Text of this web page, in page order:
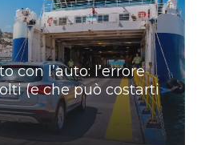
con l’auto: l’errore
(e che può costarti